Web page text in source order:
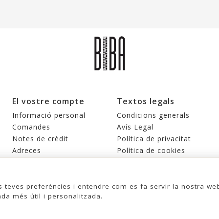
El vostre compte
Informació personal
Comandes
Notes de crèdit
Adreces
Textos legals
Condicions generals
Avís Legal
Política de privacitat
Política de cookies
preferències i entendre com es fa servir la nostra
més útil i personalitzada.